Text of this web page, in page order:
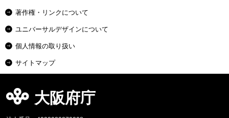
著作権・リンクについて
ユニバーサルデザインについて
個人情報の取り扱い
サイトマップ
大阪府庁